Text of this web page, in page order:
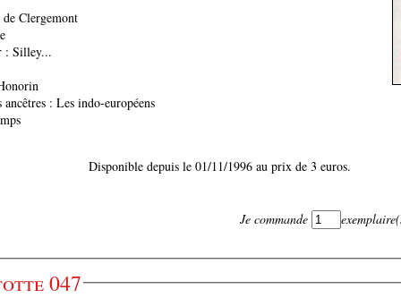
Clergemont
: Silley...
: Les indo-européens
Disponible depuis le 01/11/1996 au prix de 3 euros.
Je commande
047